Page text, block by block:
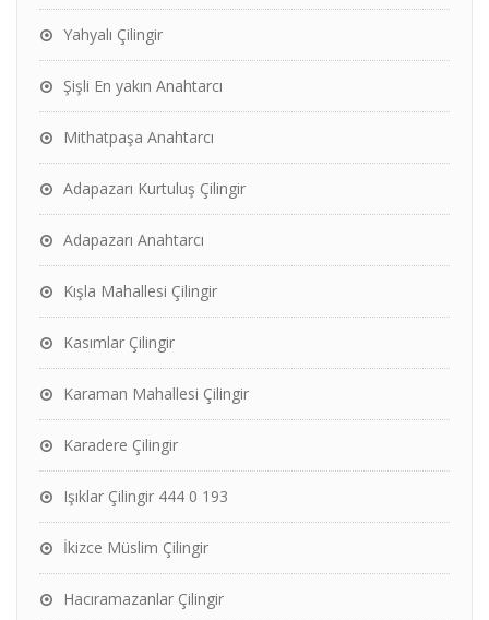
Yahyalı Çilingir
Şişli En yakın Anahtarcı
Mithatpaşa Anahtarcı
Adapazarı Kurtuluş Çilingir
Adapazarı Anahtarcı
Kışla Mahallesi Çilingir
Kasımlar Çilingir
Karaman Mahallesi Çilingir
Karadere Çilingir
Işıklar Çilingir 444 0 193
İkizce Müslim Çilingir
Hacıramazanlar Çilingir